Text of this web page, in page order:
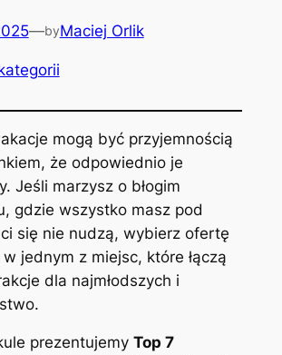
—byMaciej Orlik
mogą być przyjemnością
że odpowiednio je
Jeśli marzysz o błogim
gdzie wszystko masz pod
się nie nudzą, wybierz ofertę
jednym z miejsc, które łączą
dla najmłodszych i
prezentujemy Top 7